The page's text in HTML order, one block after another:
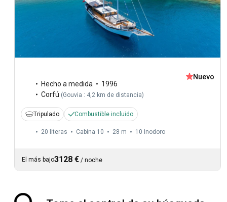
Hecho a medida
1996
Corfú (Gouvia : 4,2 km de distancia)
Nuevo
Tripulado Combustible incluido
20 literas Cabina 10 28 m 10 Inodoro
El más bajo3128 € / noche